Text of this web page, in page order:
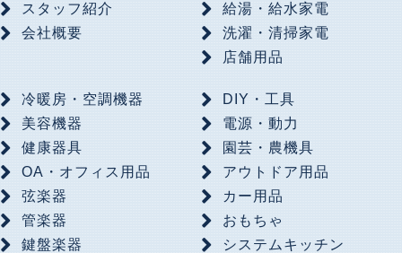
スタッフ紹介
会社概要
給湯・給水家電
洗濯・清掃家電
店舗用品
冷暖房・空調機器
美容機器
健康器具
OA・オフィス用品
弦楽器
管楽器
鍵盤楽器
DIY・工具
電源・動力
園芸・農機具
アウトドア用品
カー用品
おもちゃ
システムキッチン